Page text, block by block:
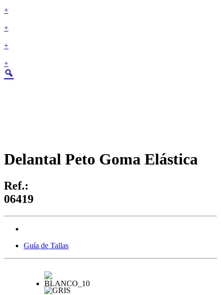
+
+
+
+
Delantal Peto Goma Elástica
Ref.:
06419
Guía de Tallas